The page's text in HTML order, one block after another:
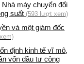
máy chuyển đổi
suất (593 lượt xem)
và một giám đốc
định kinh tế vĩ mô,
vốn đầu tư công